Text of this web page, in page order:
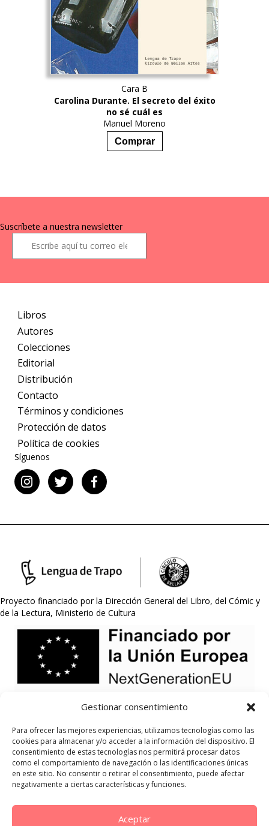
Gestionar consentimiento
Para ofrecer las mejores experiencias, utilizamos tecnologías como las
cookies para almacenar y/o acceder a la información del dispositivo. El
consentimiento de estas tecnologías nos permitirá procesar datos
como el comportamiento de navegación o las identificaciones únicas
en este sitio. No consentir o retirar el consentimiento, puede afectar
negativamente a ciertas características y funciones.
Aceptar
Cara B
Carolina Durante. El secreto del éxito
no sé cuál es
Manuel Moreno
17,90€
Comprar
Suscríbete a nuestra newsletter
Libros
Autores
Colecciones
Editorial
Distribución
Contacto
Términos y condiciones
Protección de datos
Política de cookies
Síguenos
Proyecto financiado por la Dirección General del Libro, del Cómic y
de la Lectura, Ministerio de Cultura